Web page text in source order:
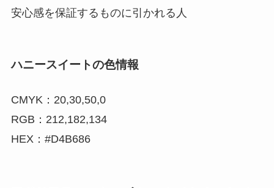
安心感を保証するものに引かれる人
ハニースイートの色情報
CMYK：20,30,50,0
RGB：212,182,134
HEX：#D4B686